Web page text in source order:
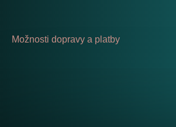
Možnosti dopravy a platby